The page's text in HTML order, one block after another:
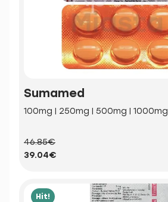
Sumamed
100mg | 250mg | 500mg | 1000mg
46.85€
39.04€
Hit!